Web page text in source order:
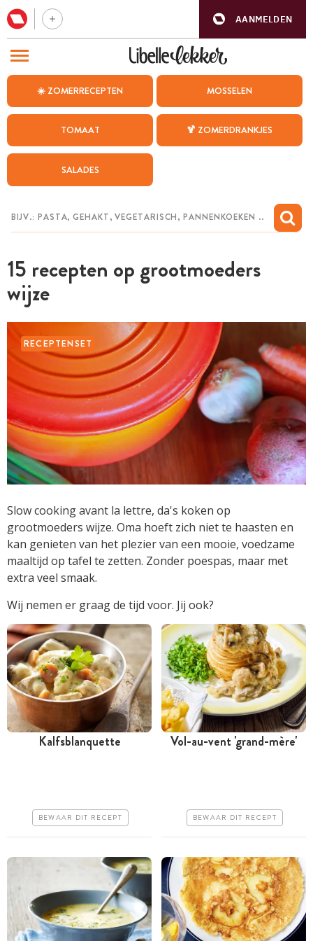
AANMELDEN
☀️ ZOMERRECEPTEN MOSSELEN
TOMAAT 🍹 ZOMERDRANKJES
SALADES
15 recepten op grootmoeders
wijze
RECEPTENSET
Slow cooking avant la lettre, da's koken op
grootmoeders wijze. Oma hoeft zich niet te haasten en
kan genieten van het plezier van een mooie, voedzame
maaltijd op tafel te zetten. Zonder poespas, maar met
extra veel smaak.
Wij nemen er graag de tijd voor. Jij ook?
Makkelijk
Kalfsblanquette
BEWAAR DIT RECEPT
Vol-au-vent 'grand-mère'
BEWAAR DIT RECEPT
BEZOEK ONZE ANDERE WEBSITES
WEEKMENU
CHAT MET MAIA
MIJN BEWAARDE RECEPTEN